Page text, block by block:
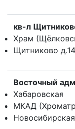
кв-л
Храм
Щитниково
Восточный
Хабаровская
МКАД
Новосибирская